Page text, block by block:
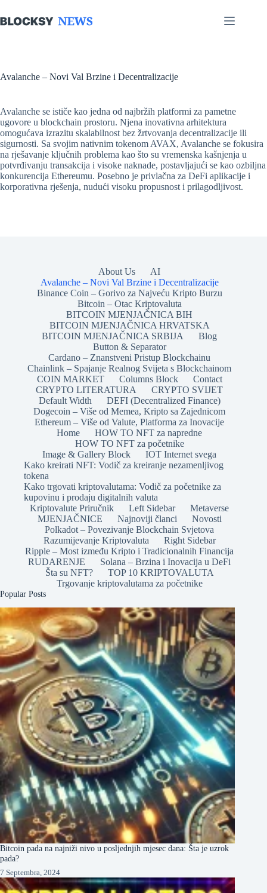
to
content
Avalanche – Novi Val Brzine i Decentralizacije
Avalanche se ističe kao jedna od najbržih platformi za pametne
ugovore u blockchain prostoru. Njena inovativna arhitektura
omogućava izrazitu skalabilnost bez žrtvovanja decentralizacije ili
sigurnosti. Sa svojim nativnim tokenom AVAX, Avalanche se fokusira
na rješavanje ključnih problema kao što su vremenska kašnjenja u
potvrđivanju transakcija i visoke naknade, postavljajući se kao ozbiljna
konkurencija Ethereumu. Posebno je privlačna za DeFi aplikacije i
korporativna rješenja, nudući visoku propusnost i prilagodljivost.
About Us
AI
Avalanche – Novi Val Brzine i Decentralizacije
Binance Coin – Gorivo za Najveću Kripto Burzu
Bitcoin – Otac Kriptovaluta
BITCOIN MJENJAČNICA BIH
BITCOIN MJENJAČNICA HRVATSKA
BITCOIN MJENJAČNICA SRBIJA
Blog
Button & Separator
Cardano – Znanstveni Pristup Blockchainu
Chainlink – Spajanje Realnog Svijeta s Blockchainom
COIN MARKET
Columns Block
Contact
CRYPTO LITERATURA
CRYPTO SVIJET
Default Width
DEFI (Decentralized Finance)
Dogecoin – Više od Memea, Kripto sa Zajednicom
Ethereum – Više od Valute, Platforma za Inovacije
Home
HOW TO NFT za napredne
HOW TO NFT za početnike
Image & Gallery Block
IOT Internet svega
Kako kreirati NFT: Vodič za kreiranje nezamenljivog
tokena
Kako trgovati kriptovalutama: Vodič za početnike za
kupovinu i prodaju digitalnih valuta
Kriptovalute Priručnik
Left Sidebar
Metaverse
MJENJAČNICE
Najnoviji članci
Novosti
Polkadot – Povezivanje Blockchain Svjetova
Razumijevanje Kriptovaluta
Right Sidebar
Ripple – Most između Kripto i Tradicionalnih Financija
RUDARENJE
Solana – Brzina i Inovacija u DeFi
Šta su NFT?
TOP 10 KRIPTOVALUTA
Trgovanje kriptovalutama za početnike
Popular Posts
Bitcoin pada na najniži nivo u posljednjih mjesec dana: Šta je uzrok
pada?
7 Septembra, 2024